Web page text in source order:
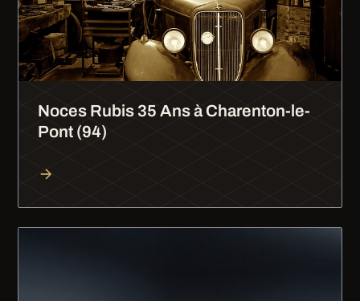
Noces Rubis 35 Ans à Charenton-le-
Pont (94)